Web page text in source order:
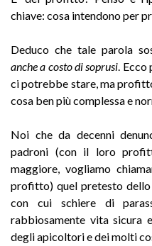
chiave: cosa intendono per
Deduco che tale parola
anche a costo di soprusi .
ci potrebbe stare, ma
cosa ben più complessa e
Noi che da decenni
padroni (con il loro
maggiore, vogliamo
profitto) quel pretesto
con cui schiere di
rabbiosamente vita sicura
degli apicoltori e dei molti